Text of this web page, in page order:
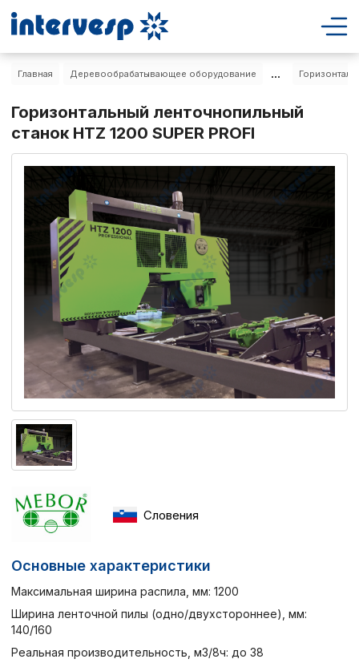
Главная Деревообрабатывающее оборудование ...
Горизонтальный ленточнопильный
станок HTZ 1200 SUPER PROFI
Словения
Основные характеристики
Максимальная ширина распила, мм: 1200
Ширина ленточной пилы (одно/двухстороннее), мм:
140/160
Реальная производительность, м3/8ч: до 38